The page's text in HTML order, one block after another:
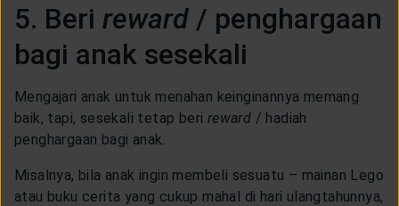
5. Beri reward / penghargaan
bagi anak sesekali
Mengajari anak untuk menahan keinginannya memang
baik, tapi, sesekali tetap beri reward / hadiah
penghargaan bagi anak.
Misalnya, bila anak ingin membeli sesuatu – mainan Lego
atau buku cerita yang cukup mahal di hari ulangtahunnya,